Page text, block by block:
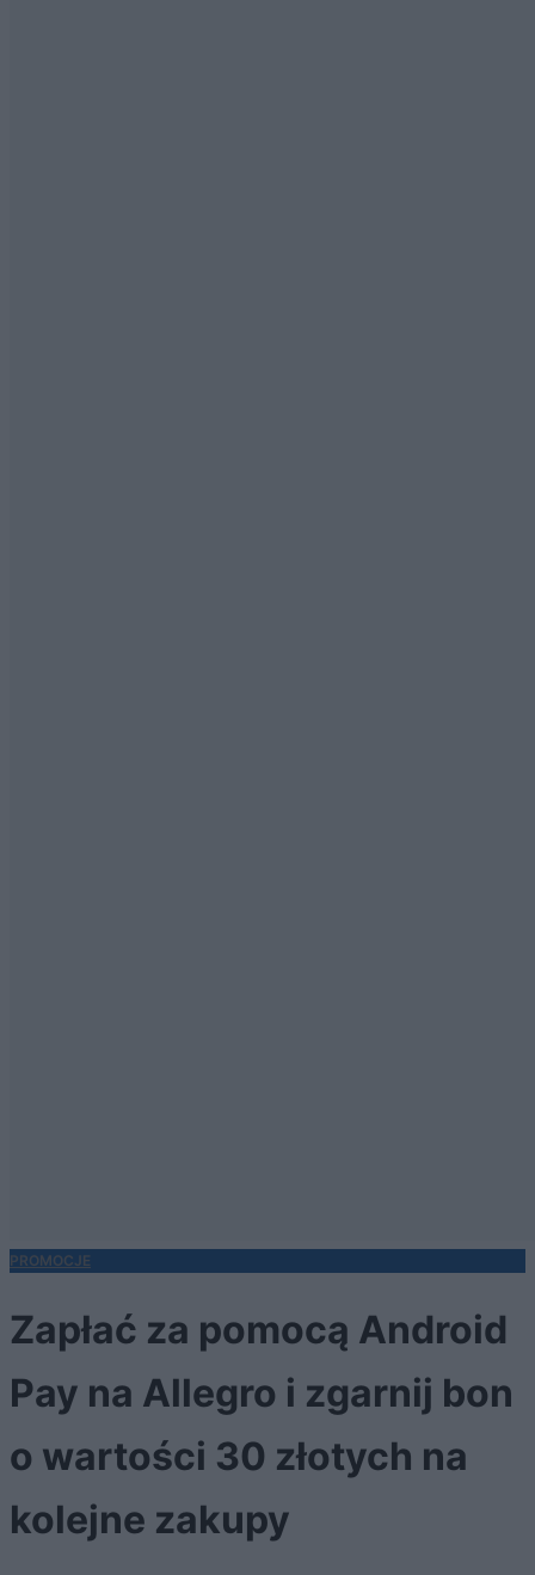
PROMOCJE
Zapłać za pomocą Android
Pay na Allegro i zgarnij bon
o wartości 30 złotych na
kolejne zakupy